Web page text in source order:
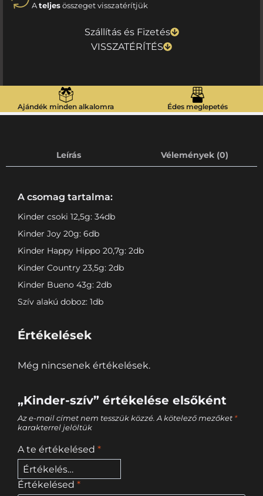
Ateljesösszeget visszatérítjük
Szállítás és Fizetés
VISSZATÉRÍTÉS
Ajándék minden alkalomra Édes meglepetés
Leírás Vélemények (0)
A csomag tartalma:
Kinder csoki 12,5g: 34db
Kinder Joy 20g: 6db
Kinder Happy Hippo 20,7g: 2db
Kinder Country 23,5g: 2db
Kinder Bueno 43g: 2db
Szív alakú doboz: 1db
Értékelések
Még nincsenek értékelések.
„Kinder-szív” értékelése elsőként
Az e-mail címet nem tesszük közzé. A kötelező mezőket *
karakterrel jelöltük
A te értékelésed *
Értékelésed *